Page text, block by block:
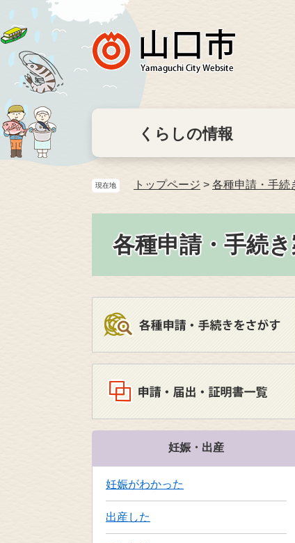
くらしの情報
現在地 トップページ > 各種申請・手続
各種申請・手続
妊娠・出産
妊娠がわかった
出産した